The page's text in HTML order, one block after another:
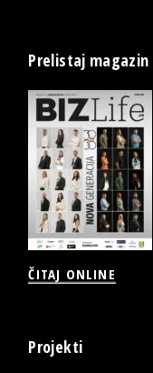
Prelistaj magazin
ČITAJ ONLINE
Projekti